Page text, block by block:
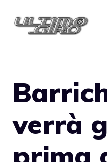
verrà